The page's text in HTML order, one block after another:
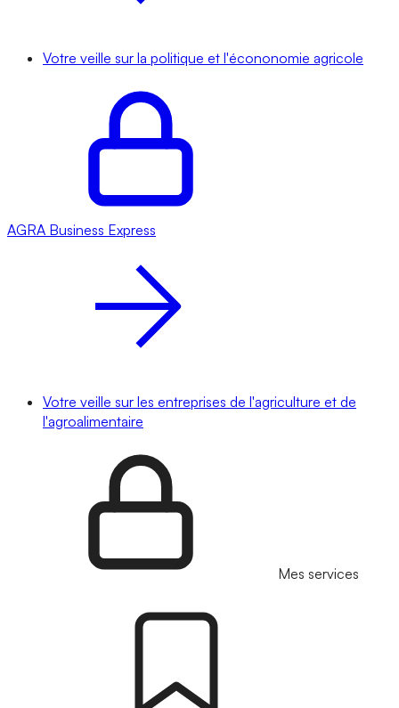
Votre veille sur la politique et l'écononomie agricole
AGRA Business Express
Votre veille sur les entreprises de l'agriculture et de
l'agroalimentaire
Mes services